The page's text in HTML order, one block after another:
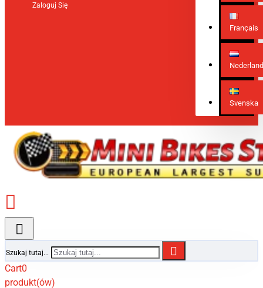
Zaloguj Się
Français
Svenska
Szukaj tutaj...
Cart0
produkt(ów)